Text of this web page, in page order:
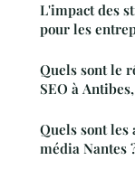
L'impact des
pour les
Quels sont le
SEO à
Quels sont les
média Nantes